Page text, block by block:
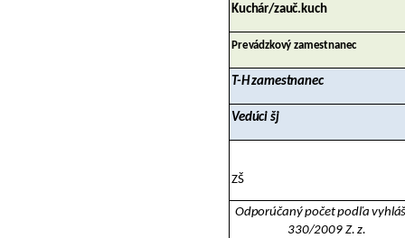
Kuchár/zauč.kuch
Prevádzkový zamestnanec
T-H zamestnanec
Vedúci šj
ZŠ
Odporúčaný počet podľa
330/2009 Z. z.